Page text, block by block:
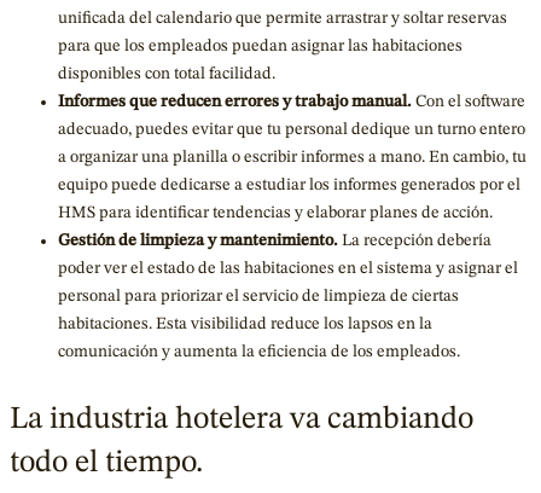
unificada del calendario que permite arrastrar y soltar reservas
para que los empleados puedan asignar las habitaciones
disponibles con total facilidad.
Informes que reducen errores y trabajo manual. Con el software
adecuado, puedes evitar que tu personal dedique un turno entero
a organizar una planilla o escribir informes a mano. En cambio, tu
equipo puede dedicarse a estudiar los informes generados por el
HMS para identificar tendencias y elaborar planes de acción.
Gestión de limpieza y mantenimiento. La recepción debería
poder ver el estado de las habitaciones en el sistema y asignar el
personal para priorizar el servicio de limpieza de ciertas
habitaciones. Esta visibilidad reduce los lapsos en la
comunicación y aumenta la eficiencia de los empleados.
La industria hotelera va cambiando
todo el tiempo.